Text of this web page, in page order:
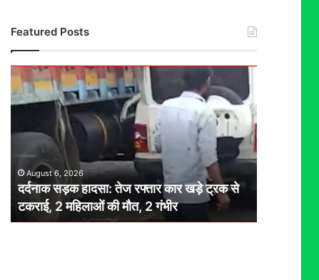
Featured Posts
दर्दनाक
सड़क
हादसा:
रफ्तार
ट्रक
टकराई,
2
August 6, 2026
दर्दनाक सड़क हादसा: तेज रफ्तार कार खड़े ट्रक से
टकराई, 2 महिलाओं की मौत, 2 गंभीर